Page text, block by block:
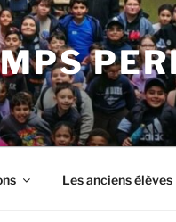
Les anciens élèves